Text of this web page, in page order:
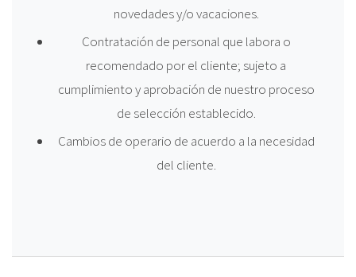
novedades y/o vacaciones.
Contratación de personal que labora o
recomendado por el cliente; sujeto a
cumplimiento y aprobación de nuestro proceso
de selección establecido.
Cambios de operario de acuerdo a la necesidad
del cliente.